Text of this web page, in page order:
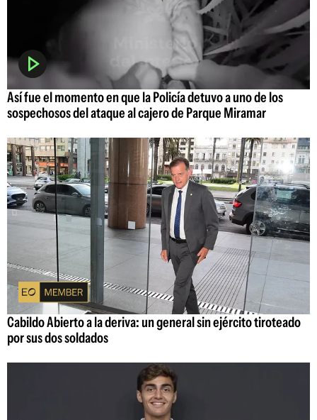
Así fue el momento en que la Policía detuvo a uno de los
sospechosos del ataque al cajero de Parque Miramar
Cabildo Abierto a la deriva: un general sin ejército tiroteado
por sus dos soldados